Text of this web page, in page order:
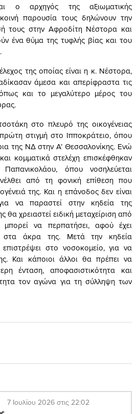
ο αρχηγός της αξιωματικής
παρουσία τους δηλώνουν την
τους στην Αφροδίτη Νέστορα και
ένα θύμα της τυφλής βίας και του
της οποίας είναι η κ. Νέστορα,
άμεσα και απερίφραστα τις
όπως και το μεγαλύτερο μέρος του
στο πλευρό της οικογένειας
στιγμή στο Ιπποκράτειο, όπου
της ΝΔ στην Α’ Θεσσαλονίκης. Ενώ
κομματικά στελέχη επισκέφθηκαν
όπου νοσηλεύεται
από τη φονική επίθεση που
της. Και η επάνοδος δεν είναι
να παραστεί στην κηδεία της
θα χρειαστεί ειδική μεταχείριση από
να περπατήσει, αφού έχει
στα άκρα της. Μετά την κηδεία
στο νοσοκομείο, για να
Και κάποιοι άλλοι θα πρέπει να
ένταση, αποφασιστικότητα και
τον αγώνα για τη σύλληψη των
7 Ιουλίου 2026 στις 22:02